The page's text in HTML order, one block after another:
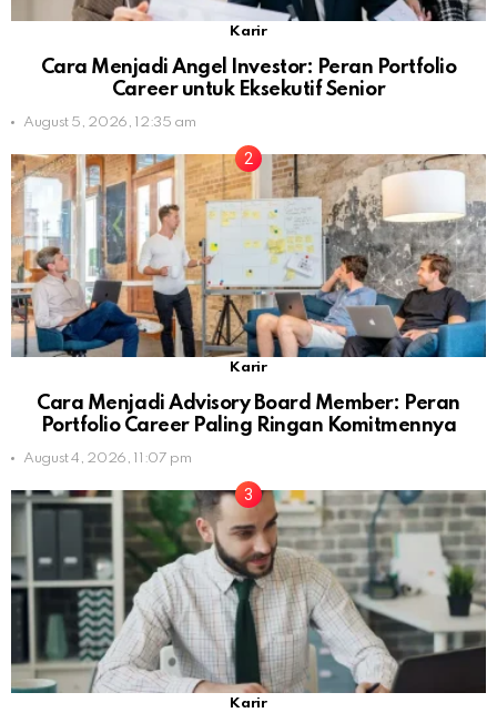
Karir
Cara Menjadi Angel Investor: Peran Portfolio
Career untuk Eksekutif Senior
August 5, 2026, 12:35 am
Karir
Cara Menjadi Advisory Board Member: Peran
Portfolio Career Paling Ringan Komitmennya
August 4, 2026, 11:07 pm
Karir